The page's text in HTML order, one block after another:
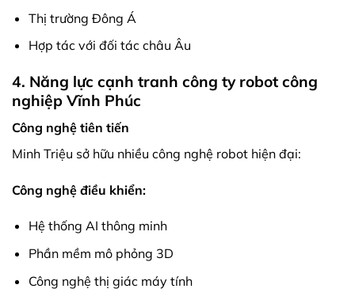
Thị trường Đông Á
Hợp tác với đối tác châu Âu
4. Năng lực cạnh tranh công ty robot công
nghiệp Vĩnh Phúc
Công nghệ tiên tiến
Minh Triệu sở hữu nhiều công nghệ robot hiện đại:
Công nghệ điều khiển:
Hệ thống AI thông minh
Phần mềm mô phỏng 3D
Công nghệ thị giác máy tính